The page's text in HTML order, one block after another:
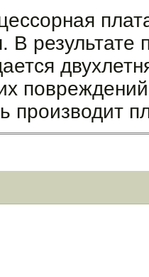
В результате
производит